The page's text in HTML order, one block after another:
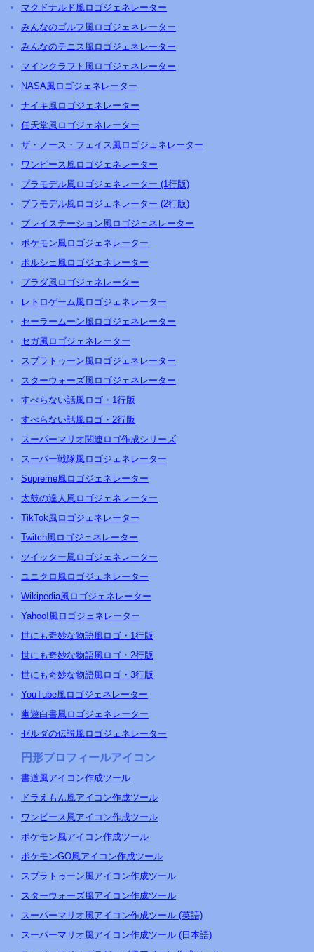
マクドナルド風ロゴジェネレーター
みんなのゴルフ風ロゴジェネレーター
みんなのテニス風ロゴジェネレーター
マインクラフト風ロゴジェネレーター
NASA風ロゴジェネレーター
ナイキ風ロゴジェネレーター
任天堂風ロゴジェネレーター
ザ・ノース・フェイス風ロゴジェネレーター
ワンピース風ロゴジェネレーター
プラモデル風ロゴジェネレーター (1行版)
プラモデル風ロゴジェネレーター (2行版)
プレイステーション風ロゴジェネレーター
ポケモン風ロゴジェネレーター
ポルシェ風ロゴジェネレーター
プラダ風ロゴジェネレーター
レトロゲーム風ロゴジェネレーター
セーラームーン風ロゴジェネレーター
セガ風ロゴジェネレーター
スプラトゥーン風ロゴジェネレーター
スターウォーズ風ロゴジェネレーター
すべらない話風ロゴ・1行版
すべらない話風ロゴ・2行版
スーパーマリオ関連ロゴ作成シリーズ
スーパー戦隊風ロゴジェネレーター
Supreme風ロゴジェネレーター
太鼓の達人風ロゴジェネレーター
TikTok風ロゴジェネレーター
Twitch風ロゴジェネレーター
ツイッター風ロゴジェネレーター
ユニクロ風ロゴジェネレーター
Wikipedia風ロゴジェネレーター
Yahoo!風ロゴジェネレーター
世にも奇妙な物語風ロゴ・1行版
世にも奇妙な物語風ロゴ・2行版
世にも奇妙な物語風ロゴ・3行版
YouTube風ロゴジェネレーター
幽遊白書風ロゴジェネレーター
ゼルダの伝説風ロゴジェネレーター
円形プロフィールアイコン
書道風アイコン作成ツール
ドラえもん風アイコン作成ツール
ワンピース風アイコン作成ツール
ポケモン風アイコン作成ツール
ポケモンGO風アイコン作成ツール
スプラトゥーン風アイコン作成ツール
スターウォーズ風アイコン作成ツール
スーパーマリオ風アイコン作成ツール (英語)
スーパーマリオ風アイコン作成ツール (日本語)